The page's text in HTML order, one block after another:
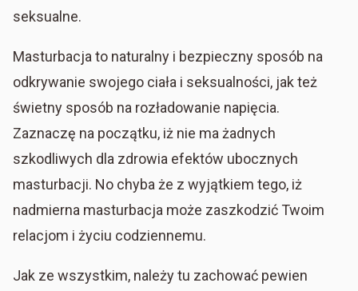
seksualne.
Masturbacja to naturalny i bezpieczny sposób na
odkrywanie swojego ciała i seksualności, jak też
świetny sposób na rozładowanie napięcia.
Zaznaczę na początku, iż nie ma żadnych
szkodliwych dla zdrowia efektów ubocznych
masturbacji. No chyba że z wyjątkiem tego, iż
nadmierna masturbacja może zaszkodzić Twoim
relacjom i życiu codziennemu.
Jak ze wszystkim, należy tu zachować pewien